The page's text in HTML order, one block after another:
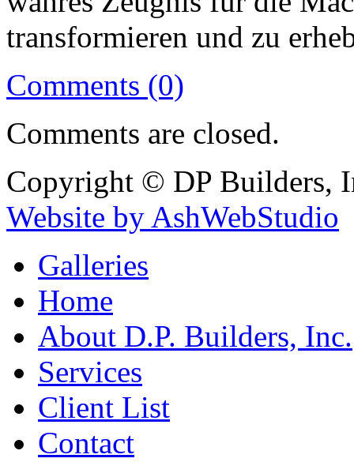
transformieren und zu
Comments (0)
Comments are closed.
Copyright © DP Builders,
Website by AshWebStudio
Galleries
Home
About D.P. Builders, Inc.
Services
Client List
Contact